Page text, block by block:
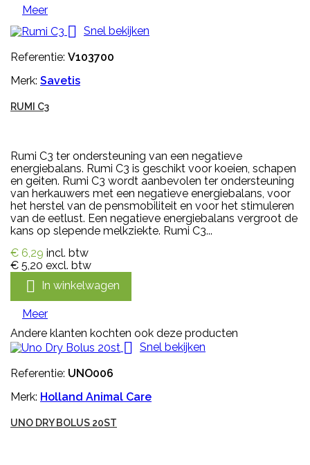
Meer

Snel bekijken
Referentie: V103700
Merk: Savetis
RUMI C3
Rumi C3 ter ondersteuning van een negatieve
energiebalans. Rumi C3 is geschikt voor koeien, schapen
en geiten. Rumi C3 wordt aanbevolen ter ondersteuning
van herkauwers met een negatieve energiebalans, voor
het herstel van de pensmobiliteit en voor het stimuleren
van de eetlust. Een negatieve energiebalans vergroot de
kans op slepende melkziekte. Rumi C3...
€ 6,29 incl. btw
€ 5,20 excl. btw
 In winkelwagen
Meer
Andere klanten kochten ook deze producten

Snel bekijken
Referentie: UNO006
Merk: Holland Animal Care
UNO DRY BOLUS 20ST